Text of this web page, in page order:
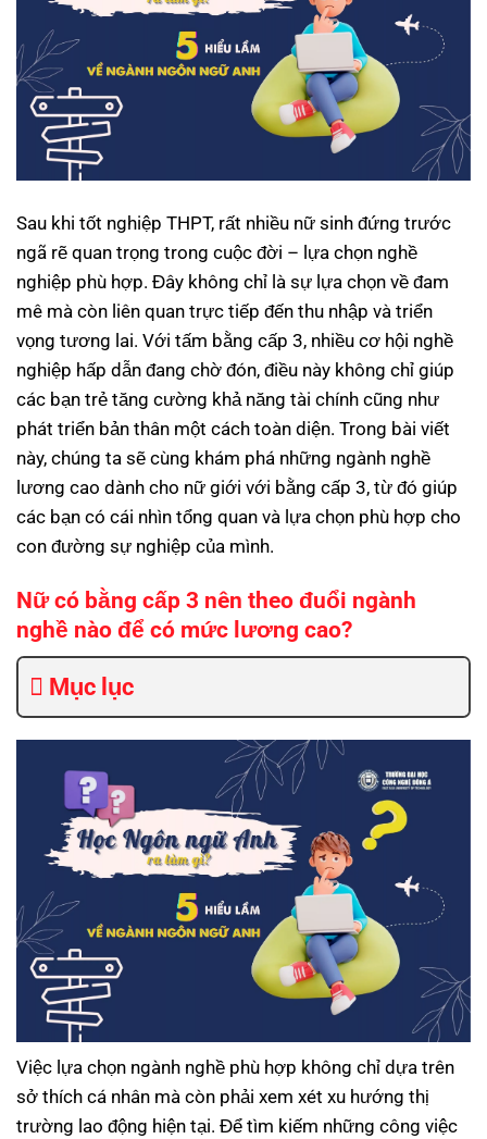
Sau khi tốt nghiệp THPT, rất nhiều nữ sinh đứng trước
ngã rẽ quan trọng trong cuộc đời – lựa chọn nghề
nghiệp phù hợp. Đây không chỉ là sự lựa chọn về đam
mê mà còn liên quan trực tiếp đến thu nhập và triển
vọng tương lai. Với tấm bằng cấp 3, nhiều cơ hội nghề
nghiệp hấp dẫn đang chờ đón, điều này không chỉ giúp
các bạn trẻ tăng cường khả năng tài chính cũng như
phát triển bản thân một cách toàn diện. Trong bài viết
này, chúng ta sẽ cùng khám phá những ngành nghề
lương cao dành cho nữ giới với bằng cấp 3, từ đó giúp
các bạn có cái nhìn tổng quan và lựa chọn phù hợp cho
con đường sự nghiệp của mình.
Nữ có bằng cấp 3 nên theo đuổi ngành
nghề nào để có mức lương cao?
Mục lục
Việc lựa chọn ngành nghề phù hợp không chỉ dựa trên
sở thích cá nhân mà còn phải xem xét xu hướng thị
trường lao động hiện tại. Để tìm kiếm những công việc